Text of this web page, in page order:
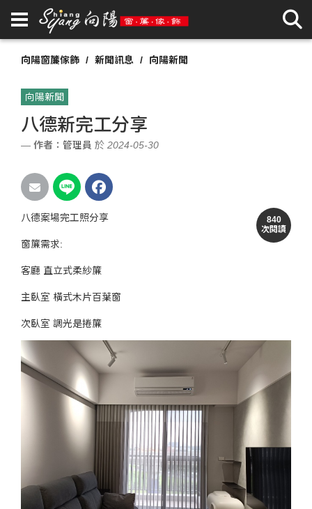
向陽窗簾傢飾 新聞訊息 向陽新聞
向陽新聞
八德新完工分享
作者： 管理員 於 2024-05-30
840
次閱讀
八德案場完工照分享
窗簾需求:
客廳 直立式柔紗簾
主臥室 橫式木片百葉窗
次臥室 調光是捲簾